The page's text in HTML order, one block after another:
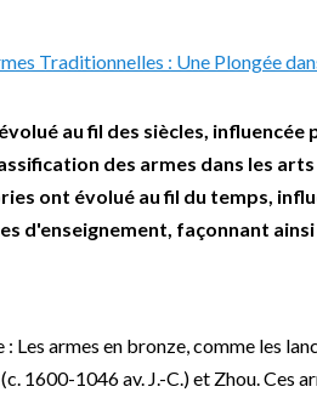
au fil des siècles, influencée
des armes dans les
ont évolué au fil du temps,
d'enseignement, façonnant
Les armes en bronze, comme les
1600-1046 av. J.-C.) et Zhou. Ces